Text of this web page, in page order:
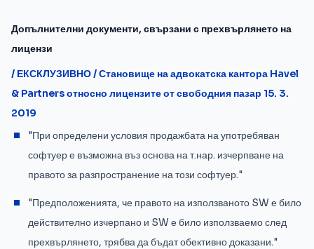
Допълнителни документи, свързани с прехвърлянето на
лицензи
/ ЕКСКЛУЗИВНО / Становище на адвокатска кантора Havel
& Partners относно лицензите от свободния пазар 15. 3.
2019
"При определени условия продажбата на употребяван
софтуер е възможна въз основа на т.нар. изчерпване на
правото за разпространение на този софтуер."
"Предположенията, че правото на използваното SW е било
действително изчерпано и SW е било използваемо след
прехвърлянето, трябва да бъдат обективно доказани."